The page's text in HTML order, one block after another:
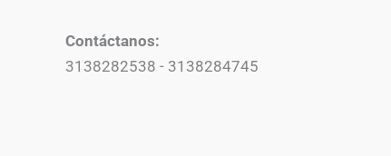
Contáctanos:
3138282538 - 3138284745